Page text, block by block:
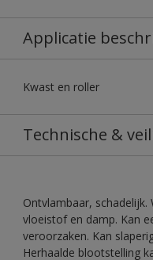
Applicatie
Kwast en roller
Technische &
Ontvlambaar, schadelijk.
vloeistof en damp. Kan
veroorzaken. Kan
Herhaalde blootstelling